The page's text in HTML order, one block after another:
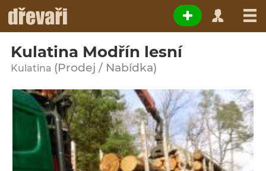
Kulatina Modřín lesní
Kulatina (Prodej / Nabídka)